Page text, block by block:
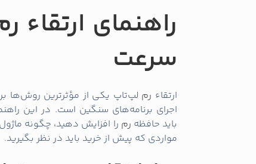
راهنمای ارتقاء
سرعت
ارتقاء رم لپ‌تاپ یکی از مؤثرترین روش‌ها
اجرای برنامه‌های سنگین است. در این
باید حافظه رم را افزایش دهید، چگونه
مواردی که پیش از خرید باید در نظر بگیرید.